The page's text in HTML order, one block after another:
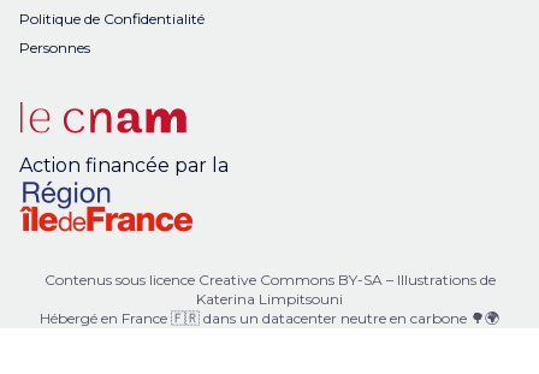
Politique de Confidentialité
Personnes
Action financée par la
Contenus sous licence Creative Commons BY-SA– Illustrations de
Katerina Limpitsouni
Hébergé en France 🇫🇷 dans un datacenter neutre en carbone 🌳🌍